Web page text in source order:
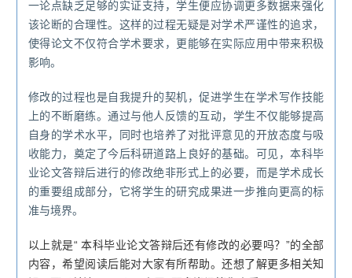
一论点缺乏足够的实证支持，学生便应协调更多数据来强化
该论断的合理性。这样的过程无疑是对学术严谨性的追求，
使得论文不仅符合学术要求，更能够在实际应用中带来积极
影响。
修改的过程也是自我提升的契机，促进学生在学术写作技能
上的不断磨练。通过与他人反馈的互动，学生不仅能够提高
自身的学术水平，同时也培养了对批评意见的开放态度与吸
收能力，奠定了今后科研道路上良好的基础。可见，本科毕
业论文答辩后进行的修改绝非形式上的必要，而是学术成长
的重要组成部分，它将学生的研究成果进一步推向更高的标
准与境界。
以上就是“ 本科毕业论文答辩后还有修改的必要吗？”的全部
内容，希望阅读后能对大家有所帮助。还想了解更多相关知